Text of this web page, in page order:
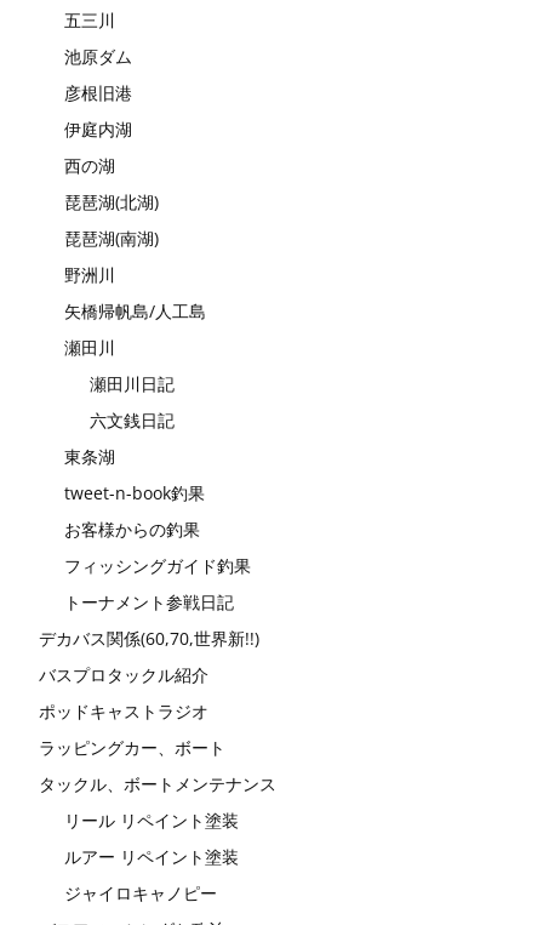
五三川
池原ダム
彦根旧港
伊庭内湖
西の湖
琵琶湖(北湖)
琵琶湖(南湖)
野洲川
矢橋帰帆島/人工島
瀬田川
瀬田川日記
六文銭日記
東条湖
tweet-n-book釣果
お客様からの釣果
フィッシングガイド釣果
トーナメント参戦日記
デカバス関係(60,70,世界新!!)
バスプロタックル紹介
ポッドキャストラジオ
ラッピングカー、ボート
タックル、ボートメンテナンス
リール リペイント塗装
ルアー リペイント塗装
ジャイロキャノピー